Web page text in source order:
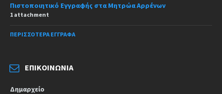
Πιστοποιητικό Εγγραφής στα Μητρώα Αρρένων
1 attachment
ΠΕΡΙΣΣΌΤΕΡΑ ΈΓΓΡΑΦΑ
ΕΠΙΚΟΙΝΩΝΊΑ
Δημαρχείο